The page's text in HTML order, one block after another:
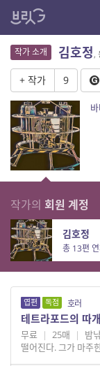
작가 소개 김호정,
+ 작가 9
작가의 회원 계정
김호정
총 13편
엽편 독점 호러
테트라포드의 따
무료 | 25매 |
밤
떨어진다. 그가 마주